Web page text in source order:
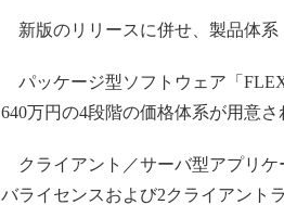
新版のリリースに併せ、製品体系
パッケージ型ソフトウェア「
640万円の4段階の価格体系が用意さ
クライアント／サーバ型アプリケ
バライセンスおよび2クライアント